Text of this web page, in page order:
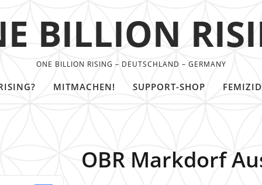
BILLION
ONE BILLION RISING – DEUTSCHLAND – GERMANY
MITMACHEN! SUPPORT-SHOP
OBR Markdorf